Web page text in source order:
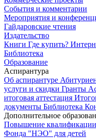
События и комментарии
Мероприятия и
Гайдаровские чтения
Издательство
Книги Где купить?
Библиотека
Образование
Аспирантура
Об аспирантуре
услуги и скидки Гранты
итоговая аттестация
документы Библиотека
Дополнительное
Повышение квалификации
Фонда "НЭО" для детей